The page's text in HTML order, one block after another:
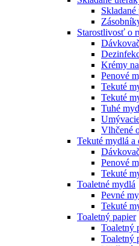
Starostlivosť o
Krémy
Penové
Tekuté
Tekuté
Tuhé
Vlhčené
Tekuté mydlá a
Penové
Tekuté
Toaletné mydlá
Pevné
Tekuté
Toaletný papier
Toaletný
Toaletný